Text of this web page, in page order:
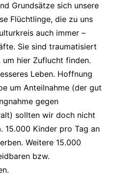
Grundsätze sich unsere
Flüchtlinge, die zu uns
auch immer –
Sie sind traumatisiert
um hier Zuflucht finden.
Leben. Hoffnung
um Anteilnahme (der gut
gegen
sollten wir doch nicht
15.000 Kinder pro Tag an
Weitere 15.000
bzw.